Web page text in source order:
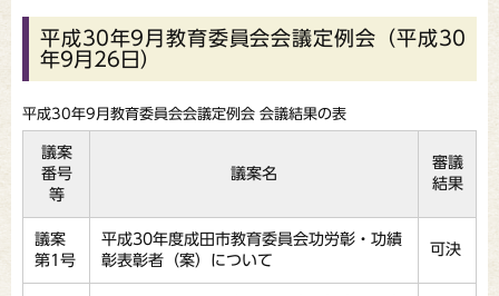
平成30年9月教育委員会会議定例会（平成30
年9月26日）
平成30年9月教育委員会会議定例会 会議結果の表
議案
番号
等
議案名
審議
結果
議案
第1号
平成30年度成田市教育委員会功労彰・功績
彰表彰者（案）について
可決